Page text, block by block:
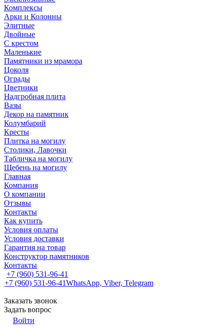
Комплексы
Арки и Колонны
Элитные
Двойные
С крестом
Маленькие
Памятники из мрамора
Цоколя
Ограды
Цветники
Надгробная плита
Вазы
Декор на памятник
Колумбарий
Кресты
Плитка на могилу
Столики, Лавочки
Табличка на могилу
Щебень на могилу
Главная
Компания
О компании
Отзывы
Контакты
Как купить
Условия оплаты
Условия доставки
Гарантия на товар
Конструктор памятников
Контакты
+7 (960) 531-96-41
+7 (960) 531-96-41WhatsApp, Viber, Telegram
Заказать звонок
Задать вопрос
Войти